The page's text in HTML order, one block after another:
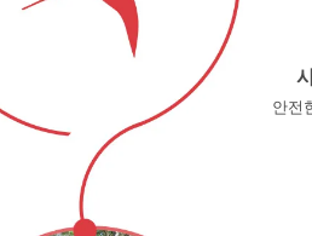
안전